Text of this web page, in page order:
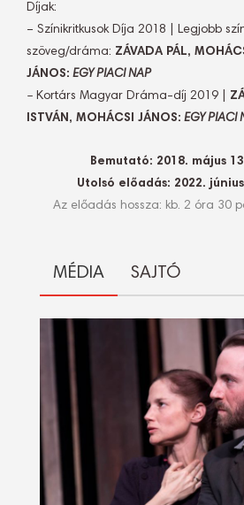
Díjak:
– Színikritkusok Díja 2018 | Legjobb
szöveg/dráma: ZÁVADA PÁL,
JÁNOS: EGY PIACI NAP
– Kortárs Magyar Dráma-díj 2019 |
ISTVÁN, MOHÁCSI JÁNOS: EGY PIACI
Bemutató: 2018. május
Utolsó előadás: 2022.
Az előadás hossza: kb. 2 óra 30
MÉDIA SAJTÓ